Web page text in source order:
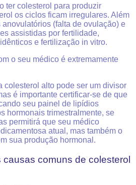
ter colesterol para produzir
os ciclos ficam irregulares. Além
(falta de ovulação) e
assistidas por fertilidade,
e fertilização in vitro.
o seu médico é extremamente
colesterol alto pode ser um divisor
é importante certificar-se de que
seu painel de lipídios
hormonais trimestralmente, se
permitirá que seu médico
atual, mas também o
sua produção hormonal.
comuns de colesterol